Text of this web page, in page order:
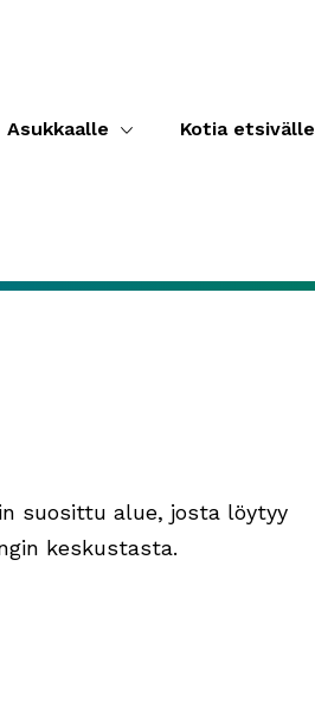
Asukkaalle Kotia etsivälle
suosittu alue, josta löytyy
keskustasta.